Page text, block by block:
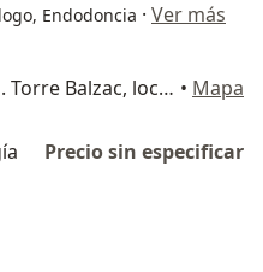
Endodoncia · Ver más
Blvd Antonio L Rodriguez. Torre Balzac, local A202, Col. Santa María., Monterrey • Mapa
Precio sin especificar